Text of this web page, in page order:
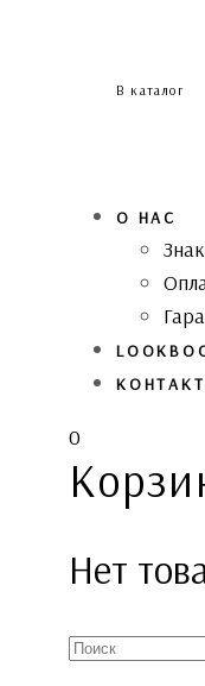
В каталог
О НАС
0
Нет